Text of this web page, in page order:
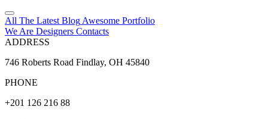
All The Latest Blog Awesome Portfolio
We Are Designers Contacts
ADDRESS
746 Roberts Road Findlay, OH 45840
PHONE
+201 126 216 88